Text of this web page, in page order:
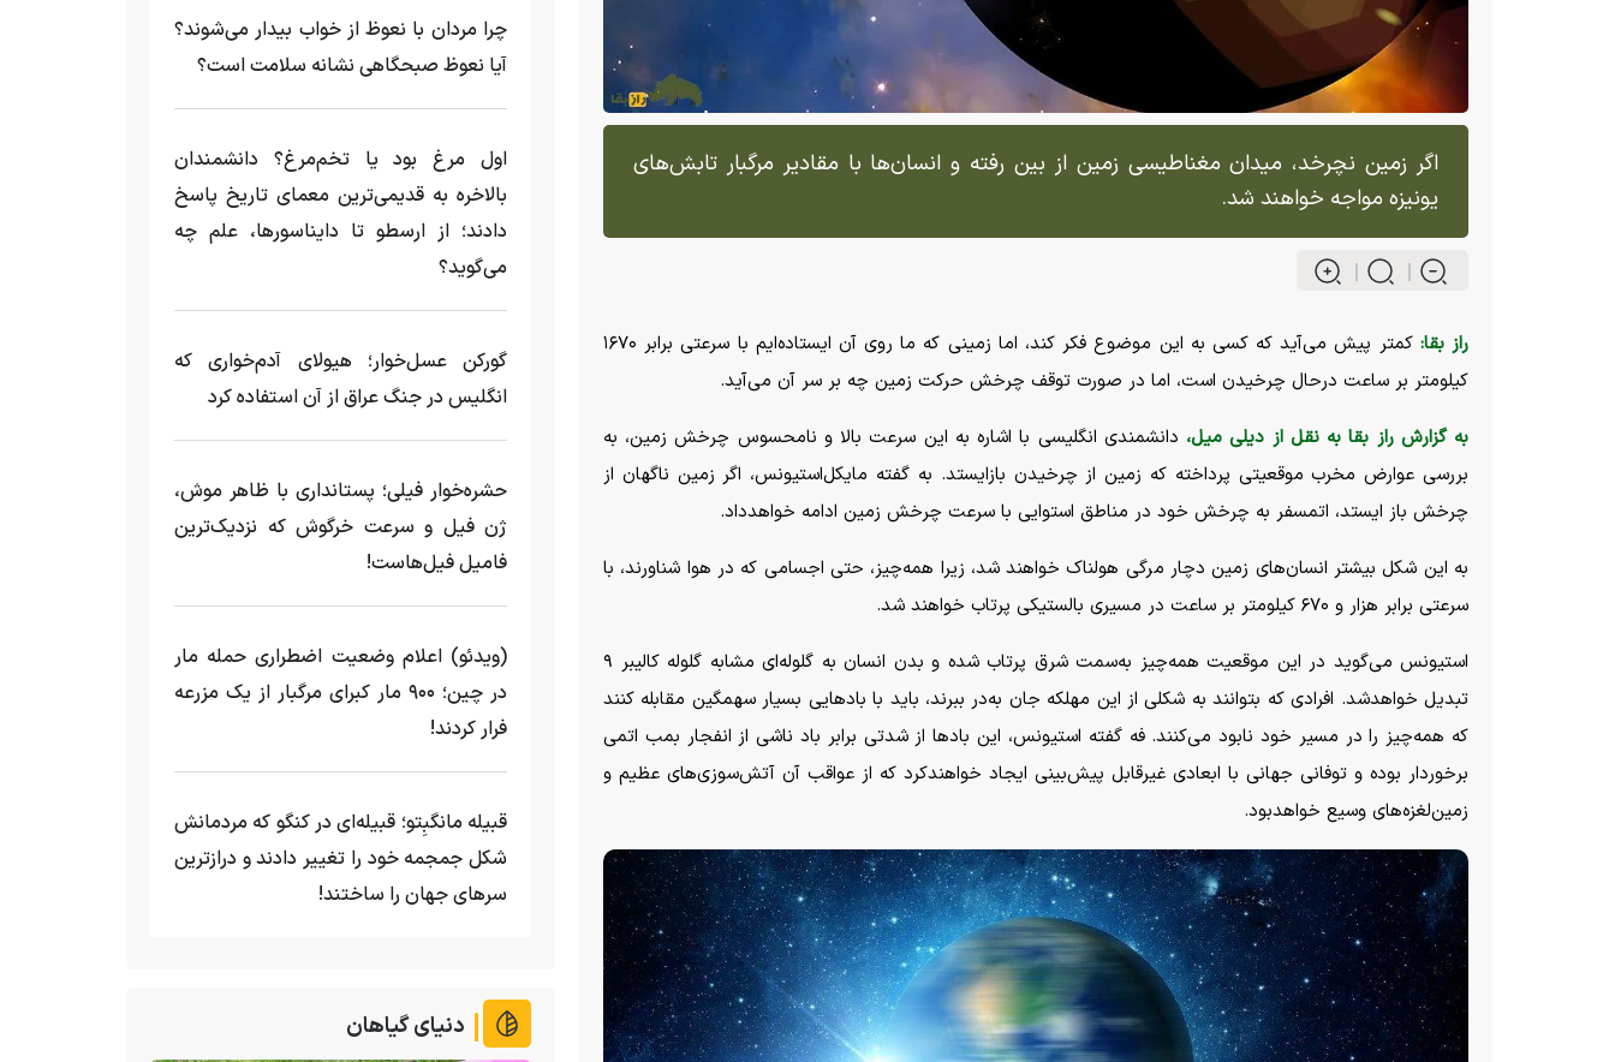
اگر زمین نچرخد، میدان مغناطیسی زمین از بین رفته و انسان‌ها با مقادیر مرگبار تابش‌های
یونیزه مواجه خواهند شد.
راز بقا:
کمتر پیش می‌آید که کسی به این موضوع فکر کند، اما زمینی که ما روی آن ایستاده‌ایم با سرعتی برابر ۱۶۷۰
کیلومتر بر ساعت درحال چرخیدن است، اما در صورت توقف چرخش حرکت زمین چه بر سر آن می‌آید.
به گزارش راز بقا به نقل از دیلی میل، دانشمندی انگلیسی با اشاره به این سرعت بالا و نامحسوس چرخش زمین، به
بررسی عوارض مخرب موقعیتی پرداخته که زمین از چرخیدن بازایستد. به گفته مایکل‌استیونس، اگر زمین ناگهان از
چرخش باز ایستد، اتمسفر به چرخش خود در مناطق استوایی با سرعت چرخش زمین ادامه خواهد‌داد.
به این شکل بیشتر انسان‌های زمین دچار مرگی هولناک خواهند شد، زیرا همه‌چیز، حتی اجسامی که در هوا شناورند، با
سرعتی برابر هزار و ۶۷۰ کیلومتر بر ساعت در مسیری بالستیکی پرتاب خواهند شد.
استیونس می‌گوید در این موقعیت همه‌چیز به‌سمت شرق پرتاب شده و بدن انسان به گلوله‌ای مشابه گلوله کالیبر ۹
تبدیل خواهد‌شد. افرادی که بتوانند به شکلی از این مهلکه جان به‌در ببرند، باید با باد‌هایی بسیار سهمگین مقابله کنند
که همه‌چیز را در مسیر خود نابود می‌کنند. فه گفته استیونس، این باد‌ها از شدتی برابر باد ناشی از انفجار بمب اتمی
برخوردار بوده و توفانی جهانی با ابعادی غیرقابل پیش‌بینی ایجاد خواهند‌کرد که از عواقب آن آتش‌سوزی‌های عظیم و
زمین‌لغزه‌های وسیع خواهد‌بود.
چرا مردان با نعوظ از خواب بیدار می‌شوند؟
آیا نعوظ صبحگاهی نشانه سلامت است؟
اول مرغ بود یا تخم‌مرغ؟ دانشمندان
بالاخره به قدیمی‌ترین معمای تاریخ پاسخ
دادند؛ از ارسطو تا دایناسورها، علم چه
می‌گوید؟
گورکن عسل‌خوار؛ هیولای آدم‌خواری که
انگلیس در جنگ عراق از آن استفاده کرد
حشره‌خوار فیلی؛ پستانداری با ظاهر موش،
ژن فیل و سرعت خرگوش که نزدیک‌ترین
فامیل فیل‌هاست!
(ویدئو) اعلام وضعیت اضطراری حمله مار‌
در چین؛ ۹۰۰ مار کبرای مرگبار از یک مزرعه‌
فرار کردند!
قبیله مانگبِتو؛ قبیله‌ای در کنگو که مردمانش
شکل جمجمه خود را تغییر دادند و درازترین
سرهای جهان را ساختند!
دنیای گیاهان